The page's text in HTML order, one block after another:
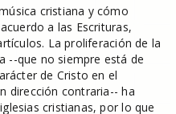
cristiana y cómo
a las Escrituras,
La proliferación de la
--que no siempre está de
de Cristo en el
dirección contraria-- ha
cristianas, por lo que